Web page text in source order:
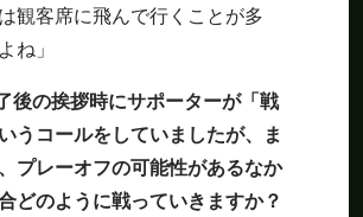
観客席に飛んで行くことが多
ね」
後の挨拶時にサポーターが「戦
うコールをしていましたが、ま
プレーオフの可能性があるなか
どのように戦っていきますか？